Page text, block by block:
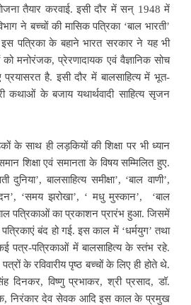
तैयार करवाई. इसी दौर में सन् 1948 में
ने बच्चों की मासिक पत्रिका ‘बाल भारती’
पत्रिका के बहाने भारत सरकार ने यह भी
मनोरंजक, प्रेरणादायक एवं वैज्ञानिक सोच
है. इसी दौर में बालसाहित्य में भूत-
कथाओं के बजाय यथार्थवादी साहित्य सृजन
के साथ ही लड़कियों की शिक्षा पर भी ध्यान
शिक्षा एवं समानता के विषय सम्मिलित हुए.
बालसाहित्य समीक्षा’, ‘बाल वाणी’,
‘समय झरोखा’, ‘ मधु मुस्कान’, ‘बाल
पत्रिकाओं का प्रकाशन प्रारंभ हुआ. जिसमें
बंद हो गई. इस काल में ‘धर्मयुग’ तथा
कई पत्र-पत्रिकाओं में बालसाहित्य के स्तंभ रहे.
के रविवारीय पृष्ठ बच्चों के लिए ही होते थे.
दिनकर, विष्णु प्रभाकर, श्री प्रसाद, डॉ.
निरंकार देव सेवक आदि इस काल के प्रमुख